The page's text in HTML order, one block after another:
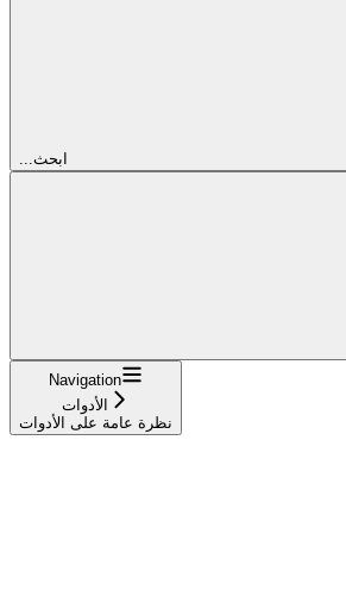
...ابحث
Navigation
الأدوات
نظرة عامة على الأدوات